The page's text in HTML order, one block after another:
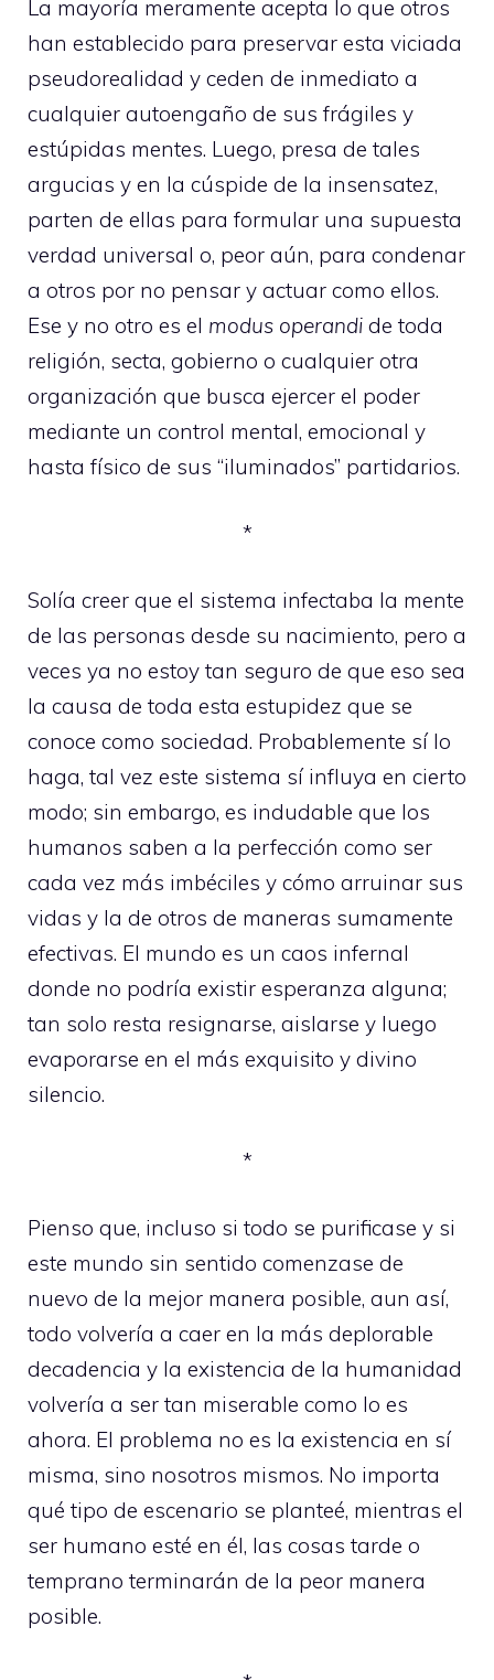
La mayoría meramente acepta lo que otros
han establecido para preservar esta viciada
pseudorealidad y ceden de inmediato a
cualquier autoengaño de sus frágiles y
estúpidas mentes. Luego, presa de tales
argucias y en la cúspide de la insensatez,
parten de ellas para formular una supuesta
verdad universal o, peor aún, para condenar
a otros por no pensar y actuar como ellos.
Ese y no otro es el modus operandi de toda
religión, secta, gobierno o cualquier otra
organización que busca ejercer el poder
mediante un control mental, emocional y
hasta físico de sus “iluminados” partidarios.
*
Solía creer que el sistema infectaba la mente
de las personas desde su nacimiento, pero a
veces ya no estoy tan seguro de que eso sea
la causa de toda esta estupidez que se
conoce como sociedad. Probablemente sí lo
haga, tal vez este sistema sí influya en cierto
modo; sin embargo, es indudable que los
humanos saben a la perfección como ser
cada vez más imbéciles y cómo arruinar sus
vidas y la de otros de maneras sumamente
efectivas. El mundo es un caos infernal
donde no podría existir esperanza alguna;
tan solo resta resignarse, aislarse y luego
evaporarse en el más exquisito y divino
silencio.
*
Pienso que, incluso si todo se purificase y si
este mundo sin sentido comenzase de
nuevo de la mejor manera posible, aun así,
todo volvería a caer en la más deplorable
decadencia y la existencia de la humanidad
volvería a ser tan miserable como lo es
ahora. El problema no es la existencia en sí
misma, sino nosotros mismos. No importa
qué tipo de escenario se planteé, mientras el
ser humano esté en él, las cosas tarde o
temprano terminarán de la peor manera
posible.